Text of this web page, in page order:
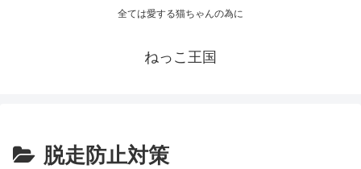
全ては愛する猫ちゃんの為に
ねっこ王国
脱走防止対策